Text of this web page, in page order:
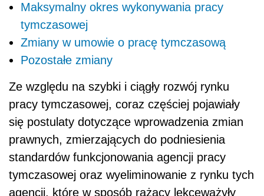
Maksymalny okres wykonywania pracy
tymczasowej
Zmiany w umowie o pracę tymczasową
Pozostałe zmiany
Ze względu na szybki i ciągły rozwój rynku
pracy tymczasowej, coraz częściej pojawiały
się postulaty dotyczące wprowadzenia zmian
prawnych, zmierzających do podniesienia
standardów funkcjonowania agencji pracy
tymczasowej oraz wyeliminowanie z rynku tych
agencji, które w sposób rażący lekceważyły